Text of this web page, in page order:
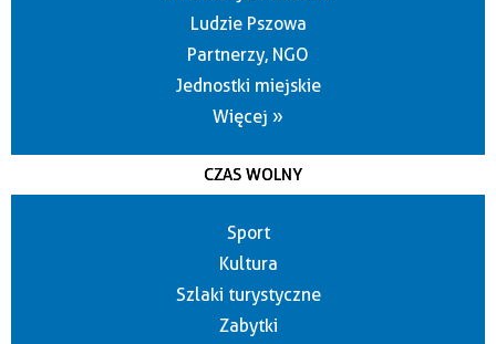
Ludzie Pszowa
Partnerzy, NGO
Jednostki miejskie
Więcej »
CZAS WOLNY
Sport
Kultura
Szlaki turystyczne
Zabytki